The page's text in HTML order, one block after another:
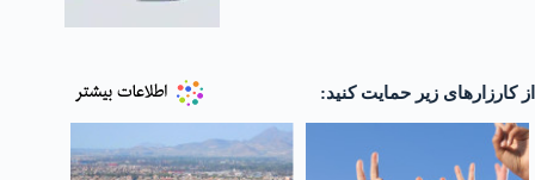
از کارزارهای زیر حمایت کنید: